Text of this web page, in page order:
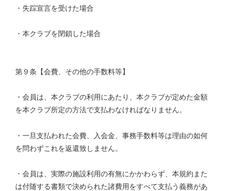
・失踪宣言を受けた場合
・本クラブを閉鎖した場合
第９条【会費、その他の手数料等】
・会員は、本クラブの利用にあたり、本クラブが定めた金額
を本クラブ所定の方法で支払わなければなりません。
・一旦支払われた会費、入会金、事務手数料等は理由の如何
を問わずこれを返還致しません。
・会員は、実際の施設利用の有無にかかわらず、本規約また
は付随する書類で決められた諸費用をすべて支払う義務があ